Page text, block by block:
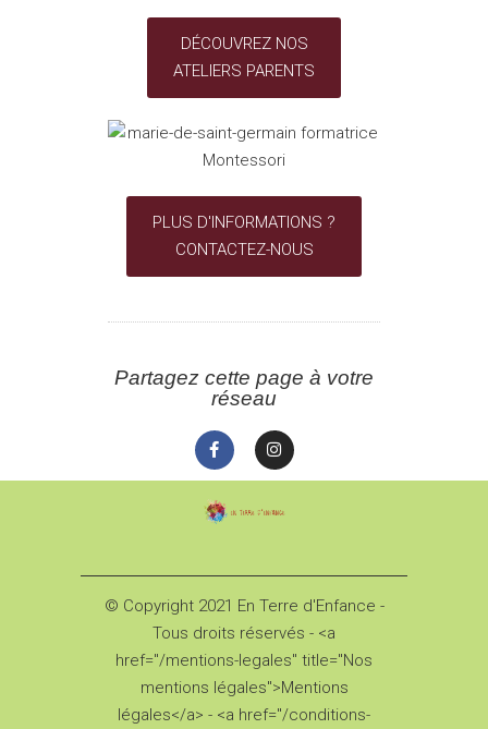
DÉCOUVREZ NOS
ATELIERS PARENTS
PLUS D'INFORMATIONS ?
CONTACTEZ-NOUS
Partagez cette page à votre
réseau
© Copyright 2021 En Terre d'Enfance -
Tous droits réservés - <a
href="/mentions-legales" title="Nos
mentions légales">Mentions
légales</a> - <a href="/conditions-